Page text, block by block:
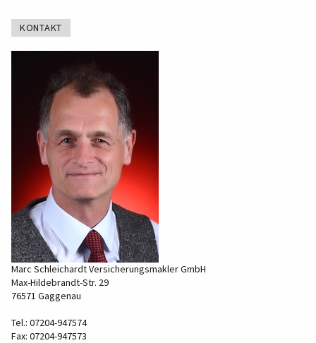
KONTAKT
Marc Schleichardt Versicherungsmakler GmbH
Max-Hildebrandt-Str. 29
76571 Gaggenau
Tel.: 07204-947574
Fax: 07204-947573